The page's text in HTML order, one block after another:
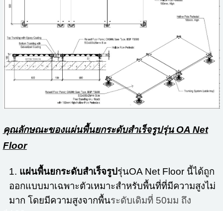
คุณลักษณะของแผ่นพื้นยกระดับสำเร็จรูปรุ่น OA Net
Floor
1. แผ่นพื้นยกระดับสำเร็จรูปรุ่นOA Net Floor นี้ได้ถูก
ออกแบบมาเฉพาะตัวเหมาะสำหรับพื้นที่ที่มีความสูงไม่
มาก โดยมีความสูงจากพื้นระดับเดิมที่ 50มม ถึง